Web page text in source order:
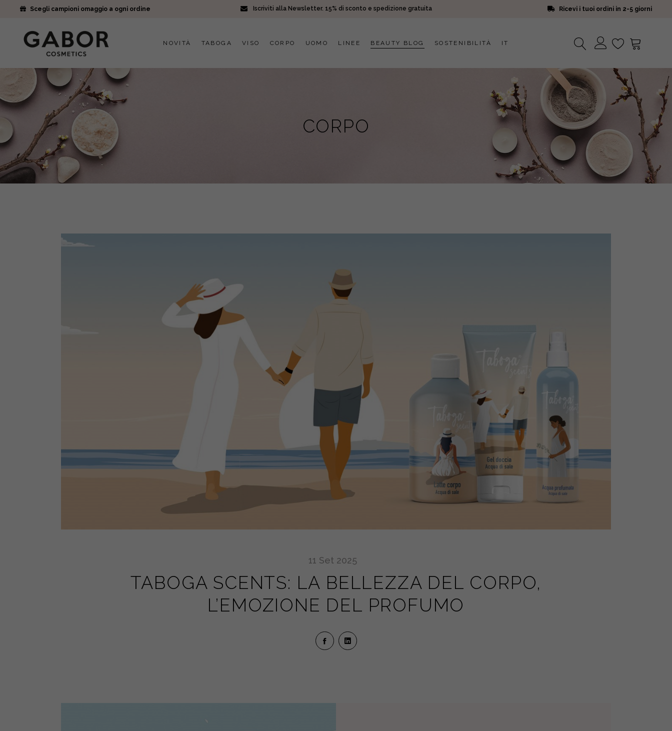
Scegli campioni omaggio a ogni ordine Iscriviti alla Newsletter. 15% di sconto e spedizione gratuita Ricevi i tuoi ordini in 2-5 giorni
NOVITÀ TABOGA VISO CORPO UOMO LINEE BEAUTY BLOG SOSTENIBILITÀ IT
Nessun prodotto nel carrello.
CORPO
11 Set 2025
TABOGA SCENTS: LA BELLEZZA DEL CORPO,
L’EMOZIONE DEL PROFUMO